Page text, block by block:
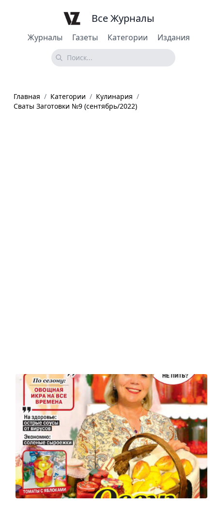
Журналы Газеты Категории Издания
Все Журналы
Главная / Категории / Кулинария /
Сваты Заготовки №9 (сентябрь/2022)